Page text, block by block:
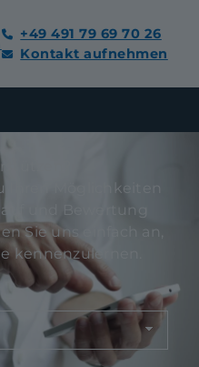
+49 491 79 69 70 26
Kontakt aufnehmen
Ihren Möglichkeiten
und Bewertung
Sie uns einfach an,
kennenzulernen.